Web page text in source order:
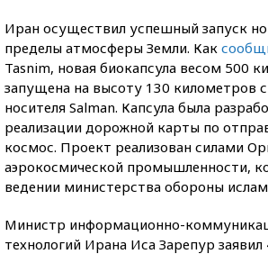
Иран осуществил успешный запуск
пределы атмосферы Земли. Как
Tasnim, новая биокапсула весом 500
запущена на высоту 130
носителя Salman. Капсула была
реализации дорожной карты по
космос. Проект реализован силами
аэрокосмической промышленности,
ведении министерства обороны
Министр информационно-
технологий Ирана Иса Зарепур заявил